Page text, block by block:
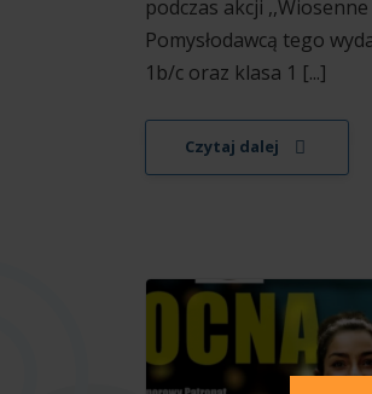
podczas akcji ,,Wiosenne
Pomysłodawcą tego
1b/c oraz klasa 1 [...]
Czytaj dalej